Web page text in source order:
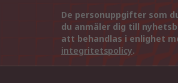
De personuppgifter som
du anmäler dig till
att behandlas i enlighet
integritetspolicy.